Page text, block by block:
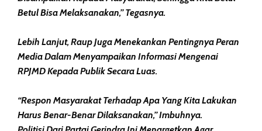
Betul Bisa Melaksanakan,” Tegasnya.
Lebih Lanjut, Raup Juga Menekankan Pentingnya Peran
Media Dalam Menyampaikan Informasi Mengenai
RPJMD Kepada Publik Secara Luas.
“Respon Masyarakat Terhadap Apa Yang Kita Lakukan
Harus Benar-Benar Dilaksanakan,” Imbuhnya.